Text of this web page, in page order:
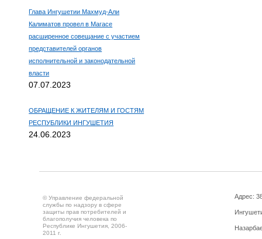
Глава Ингушетии Махмуд-Али
Калиматов провел в Магасе
расширенное совещание с участием
представителей органов
исполнительной и законодательной
власти
07.07.2023
ОБРАЩЕНИЕ К ЖИТЕЛЯМ И ГОСТЯМ
РЕСПУБЛИКИ ИНГУШЕТИЯ
24.06.2023
© Управление федеральной
службы по надзору в сфере
защиты прав потребителей и
благополучия человека по
Республике Ингушетия, 2006-
2011 г.
Адрес: